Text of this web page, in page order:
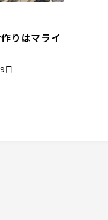
りはマライ
日